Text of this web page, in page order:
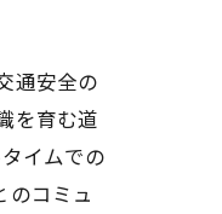
通安全の
を育む道
イムでの
のコミュ